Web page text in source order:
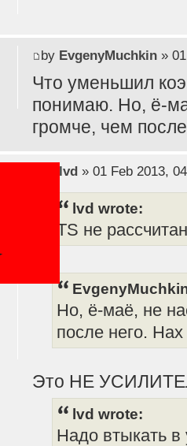
by EvgenyMuchkin» 01
Что уменьшил
понимаю. Но, ё-
громче, чем
lvd» 01 Feb 2013,
lvd wrote:
TS не
Но, ё-маё, не
после него.
Это НЕ
lvd wrote:
Надо втыкать в